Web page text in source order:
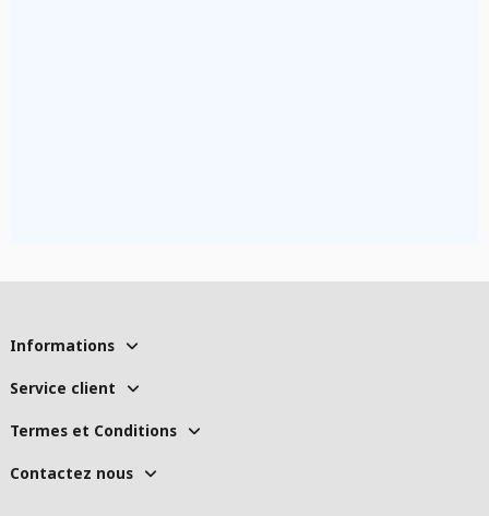
Informations
Service client
Termes et Conditions
Contactez nous